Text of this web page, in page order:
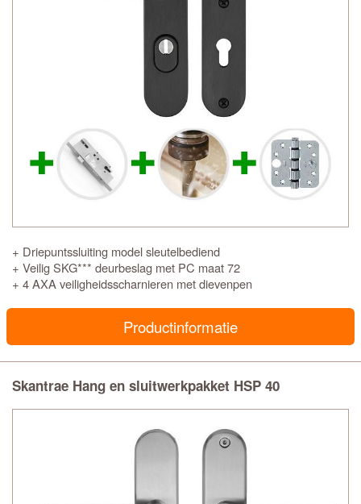
+ Driepuntssluiting model sleutelbediend
+ Veilig SKG*** deurbeslag met PC maat 72
+ 4 AXA veiligheidsscharnieren met dievenpen
Productinformatie
Skantrae Hang en sluitwerkpakket HSP 40